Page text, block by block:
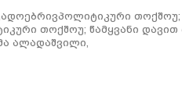
თოქშოუ; წამყვანი
ალადაშვილი,